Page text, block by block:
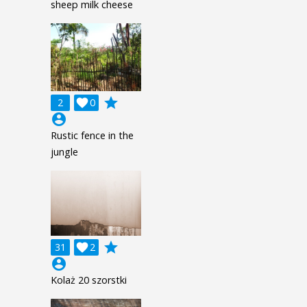
sheep milk cheese
2 0

grade
account_circle
Rustic fence in the
jungle
31 2

grade
account_circle
Kolaż 20 szorstki